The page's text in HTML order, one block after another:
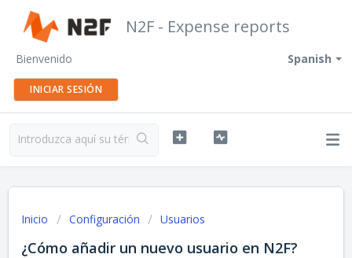
N2F - Expense reports
Spanish
Bienvenido
INICIAR SESIÓN
Inicio Configuración Usuarios
¿Cómo añadir un nuevo usuario en N2F?